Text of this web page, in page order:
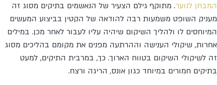
המבחן לנוער. מתוקף גילם הצעיר של הנאשמים בתיקים מסוג זה
מעניק השופט משמעות רבה להודאה של הקטין בביצוע המעשים
המיוחסים לו ולהליך השיקום שיהיה עליו לעבור לאחר מכן. במילים
אחרות, שיקולי הענישה וההרתעה מפנים את מקומם בהליכים מסוג
זה לשיקולי השיקום בטווח הארוך. כך, במרבית התיקים, למעט
בתיקים חמורים במיוחד כגון אונס, הריגה ורצח.